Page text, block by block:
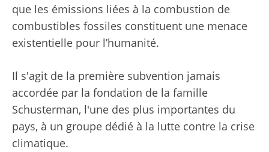
que les émissions liées à la combustion de
combustibles fossiles constituent une menace
existentielle pour l’humanité.
Il s'agit de la première subvention jamais
accordée par la fondation de la famille
Schusterman, l'une des plus importantes du
pays, à un groupe dédié à la lutte contre la crise
climatique.